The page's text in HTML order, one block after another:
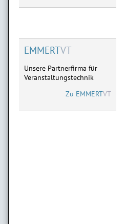
EMMERTVT
Unsere Partnerfirma für
Veranstaltungstechnik
Zu EMMERTVT